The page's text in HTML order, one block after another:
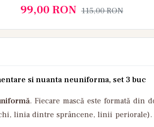
faciale pentru luminozitate, 30
99,00 RON 115,00RON
si nuanta neuniforma, set 3 buc
. Fiecare mască este formată
linia dintre sprâncene, linii